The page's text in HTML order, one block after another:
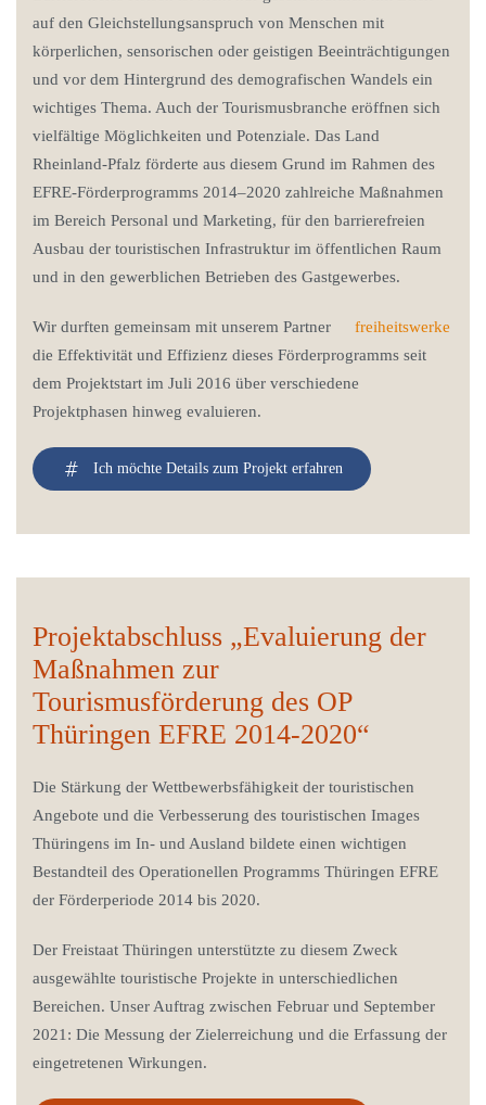
auf den Gleichstellungsanspruch von Menschen mit
körperlichen, sensorischen oder geistigen Beeinträchtigungen
und vor dem Hintergrund des demografischen Wandels ein
wichtiges Thema. Auch der Tourismusbranche eröffnen sich
vielfältige Möglichkeiten und Potenziale. Das Land
Rheinland-Pfalz förderte aus diesem Grund im Rahmen des
EFRE-Förderprogramms 2014–2020 zahlreiche Maßnahmen
im Bereich Personal und Marketing, für den barrierefreien
Ausbau der touristischen Infrastruktur im öffentlichen Raum
und in den gewerblichen Betrieben des Gastgewerbes.
Wir durften gemeinsam mit unserem Partner
freiheitswerke
die Effektivität und Effizienz dieses Förderprogramms seit
dem Projektstart im Juli 2016 über verschiedene
Projektphasen hinweg evaluieren.
Ich möchte Details zum Projekt erfahren
Projektabschluss „Evaluierung der
Maßnahmen zur
Tourismusförderung des OP
Thüringen EFRE 2014-2020“
Die Stärkung der Wettbewerbsfähigkeit der touristischen
Angebote und die Verbesserung des touristischen Images
Thüringens im In- und Ausland bildete einen wichtigen
Bestandteil des Operationellen Programms Thüringen EFRE
der Förderperiode 2014 bis 2020.
Der Freistaat Thüringen unterstützte zu diesem Zweck
ausgewählte touristische Projekte in unterschiedlichen
Bereichen. Unser Auftrag zwischen Februar und September
2021: Die Messung der Zielerreichung und die Erfassung der
eingetretenen Wirkungen.